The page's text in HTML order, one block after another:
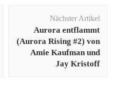
Nächster Artikel
Aurora entflammt
(Aurora Rising #2) von
Amie Kaufman und
Jay Kristoff